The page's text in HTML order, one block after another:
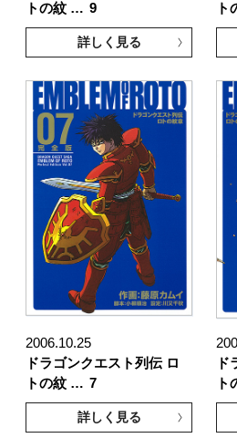
トの紋 … 9
詳しく見る
2006.10.25
ドラゴンクエスト列伝 ロ
トの紋 … 7
詳しく見る